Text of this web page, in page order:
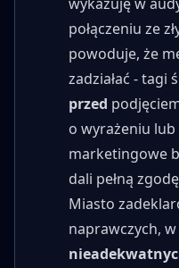
połączeniu ze
powoduje, że
zadziałać - tagi
przed
o wyrażeniu
marketingowe
dali pełną
Miasto
naprawczych,